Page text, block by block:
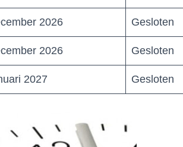
2026 Gesloten
2026 Gesloten
2027 Gesloten